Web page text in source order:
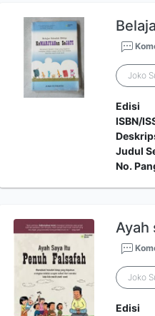
Joko
Edisi
ISBN/
Judul
No.
Ayah
Joko
Edisi